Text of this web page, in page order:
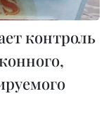
контроль